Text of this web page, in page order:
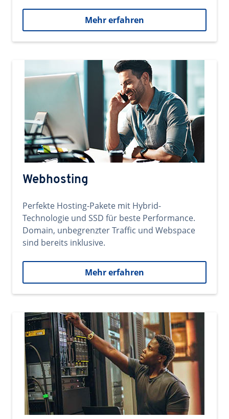
Mehr erfahren
Webhosting
Perfekte Hosting-Pakete mit Hybrid-
Technologie und SSD für beste Performance.
Domain, unbegrenzter Traffic und Webspace
sind bereits inklusive.
Mehr erfahren